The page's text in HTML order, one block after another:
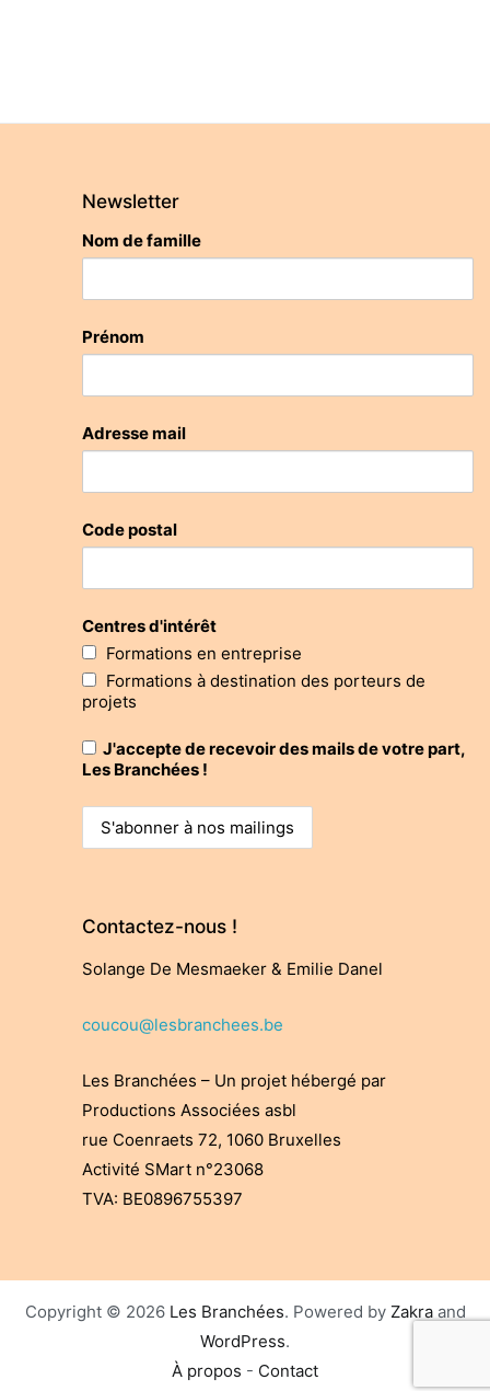
Newsletter
Nom de famille
Prénom
Adresse mail
Code postal
Centres d'intérêt
Formations en entreprise
Formations à destination des porteurs de
projets
J'accepte de recevoir des mails de votre part,
Les Branchées !
Contactez-nous !
Solange De Mesmaeker & Emilie Danel
coucou@lesbranchees.be
Les Branchées – Un projet hébergé par
Productions Associées asbl
rue Coenraets 72, 1060 Bruxelles
Activité SMart n°23068
TVA: BE0896755397
Copyright © 2026 Les Branchées. Powered by Zakraand
WordPress.
À propos - Contact